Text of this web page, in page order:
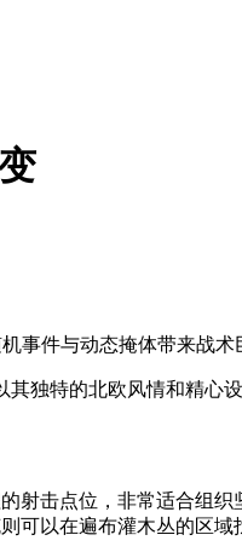
事件与动态掩体带来战术
其独特的北欧风情和精
射击点位，非常适合组
可以在遍布灌木丛的区